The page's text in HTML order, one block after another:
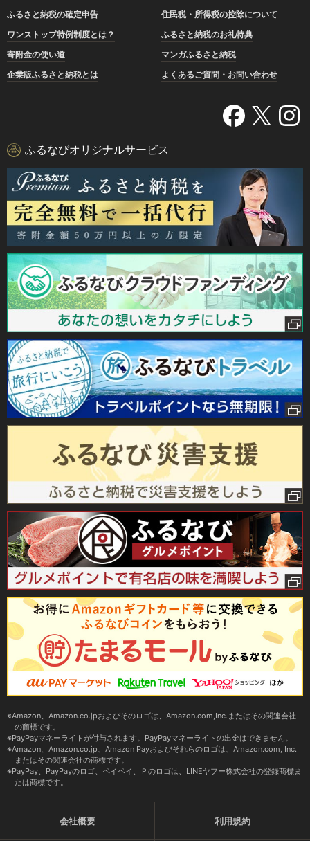
ふるさと納税の確定申告
住民税・所得税の控除について
ワンストップ特例制度とは？
ふるさと納税のお礼特典
寄附金の使い道
マンガふるさと納税
企業版ふるさと納税とは
よくあるご質問・お問い合わせ
ふるなびオリジナルサービス
Amazon、Amazon.co.jpおよびそのロゴは、Amazon.com,Inc.またはその関連会社
の商標です。
PayPayマネーライトが付与されます。PayPayマネーライトの出金はできません。
Amazon、Amazon.co.jp、Amazon Payおよびそれらのロゴは、Amazon.com, Inc.
またはその関連会社の商標です。
PayPay、PayPayのロゴ、ペイペイ、Ｐのロゴは、LINEヤフー株式会社の登録商標ま
たは商標です。
会社概要 利用規約